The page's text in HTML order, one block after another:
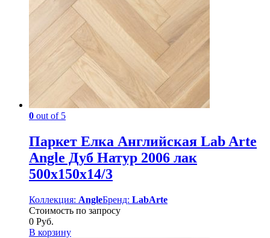
0 out of 5
Паркет Елка Английская Lab Arte
Angle Дуб Натур 2006 лак
500х150х14/3
Коллекция: AngleБренд: LabArte
Стоимость по запросу
0 Руб.
В корзину